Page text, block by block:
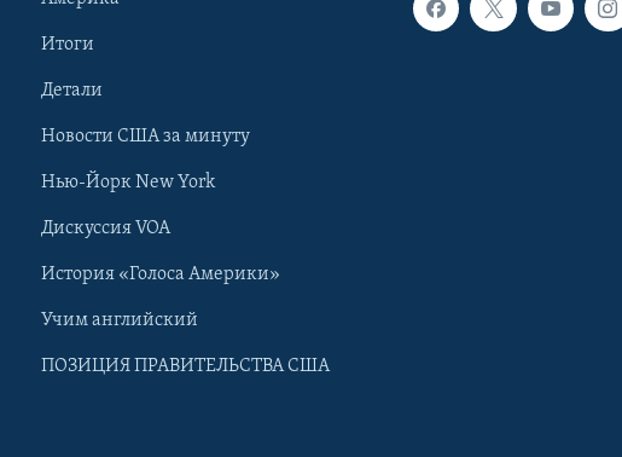
Итоги
Детали
Новости США за минуту
Нью-Йорк New York
Дискуссия VOA
История «Голоса Америки»
Учим английский
ПОЗИЦИЯ ПРАВИТЕЛЬСТВА США